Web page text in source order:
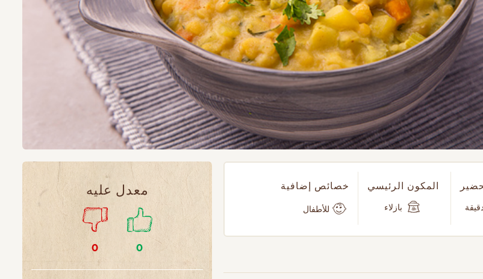
المكون الرئيسي
بازلاء
خصائص إضافية
للأطفال
معدل عليه
0
0